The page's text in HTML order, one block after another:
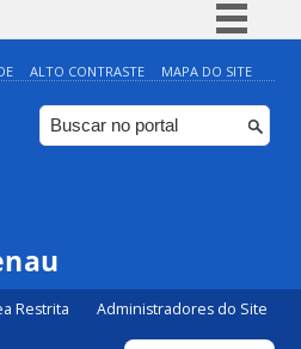
Simplifique!
Comunica BR
Participe
ALTO CONTRASTE MAPA DO SITE
Restrita Administradores do Site